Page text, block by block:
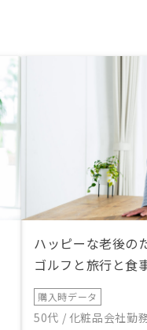
ハッピーな老後の
ゴルフと旅行と食
購入時データ
50代 / 化粧品会社勤